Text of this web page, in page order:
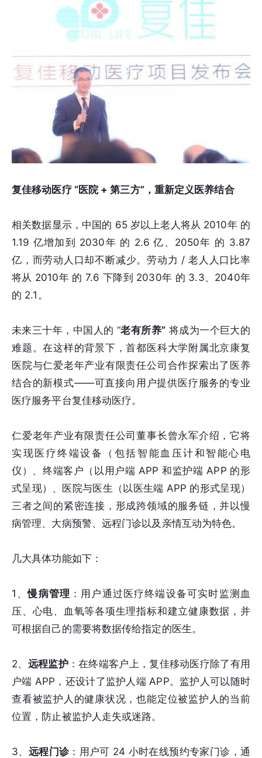
复佳移动医疗 “医院 + 第三方”，重新定义医养结合
相关数据显示，中国的 65 岁以上老人将从 2010年 的
1.19 亿增加到 2030年 的 2.6 亿、2050年 的 3.87
亿，而劳动人口却不断减少。劳动力 / 老人人口比率
将从 2010年 的 7.6 下降到 2030年 的 3.3、2040年
的 2.1。
未来三十年，中国人的 “老有所养” 将成为一个巨大的
难题。在这样的背景下，首都医科大学附属北京康复
医院与仁爱老年产业有限责任公司合作探索出了医养
结合的新模式——可直接向用户提供医疗服务的专业
医疗服务平台复佳移动医疗。
仁爱老年产业有限责任公司董事长曾永军介绍，它将
实现医疗终端设备（包括智能血压计和智能心电
仪）、终端客户（以用户端 APP 和监护端 APP 的形
式呈现）、医院与医生（以医生端 APP 的形式呈现）
三者之间的紧密连接，形成跨领域的服务链，并以慢
病管理、大病预警、远程门诊以及亲情互动为特色。
几大具体功能如下：
1、慢病管理 ：用户通过医疗终端设备可实时监测血
压、心电、血氧等各项生理指标和建立健康数据，并
可根据自己的需要将数据传给指定的医生。
2、 远程监护：在终端客户上，复佳移动医疗除了有用
户端 APP，还设计了监护人端 APP。监护人可以随时
查看被监护人的健康状况，也能定位被监护人的当前
位置，防止被监护人走失或迷路。
3、 远程门诊：用户可 24 小时在线预约专家门诊，通